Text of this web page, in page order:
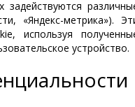
«Яндекс-метрика»).
используя
устройство.